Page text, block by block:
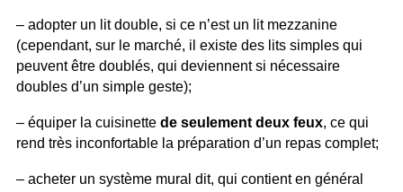
– adopter un lit double, si ce n’est un lit mezzanine
(cependant, sur le marché, il existe des lits simples qui
peuvent être doublés, qui deviennent si nécessaire
doubles d’un simple geste);
– équiper la cuisinette de seulement deux feux, ce qui
rend très inconfortable la préparation d’un repas complet;
– acheter un système mural dit, qui contient en général